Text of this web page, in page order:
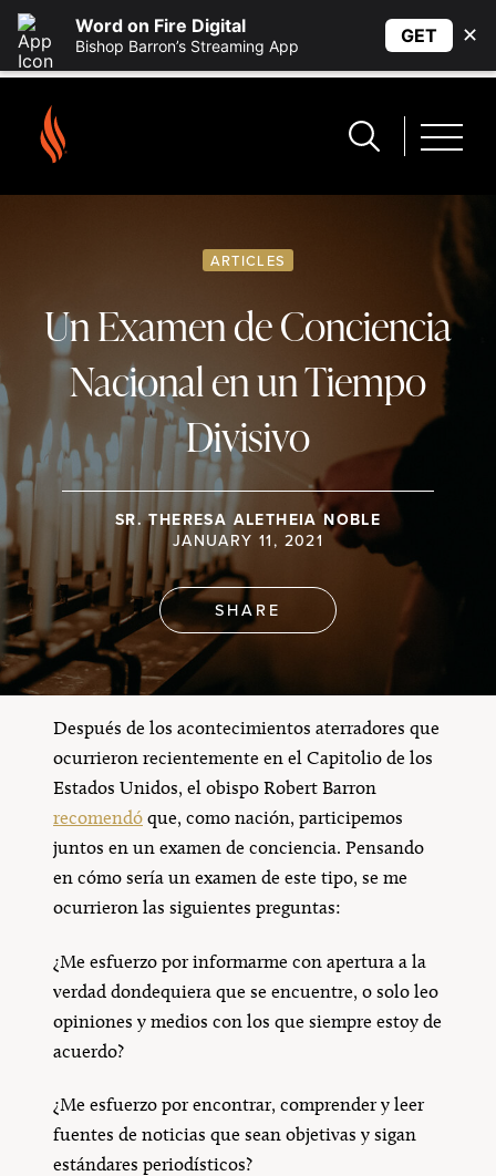
Word on Fire Digital
Bishop Barron’s Streaming App GET ✕
ARTICLES
Un Examen de Conciencia
Nacional en un Tiempo
Divisivo
SR. THERESA ALETHEIA NOBLE
JANUARY 11, 2021
SHARE
Después de los acontecimientos aterradores que
ocurrieron recientemente en el Capitolio de los
Estados Unidos, el obispo Robert Barron
recomendó que, como nación, participemos
juntos en un examen de conciencia. Pensando
en cómo sería un examen de este tipo, se me
ocurrieron las siguientes preguntas:
¿Me esfuerzo por informarme con apertura a la
verdad dondequiera que se encuentre, o solo leo
opiniones y medios con los que siempre estoy de
acuerdo?
¿Me esfuerzo por encontrar, comprender y leer
fuentes de noticias que sean objetivas y sigan
estándares periodísticos?